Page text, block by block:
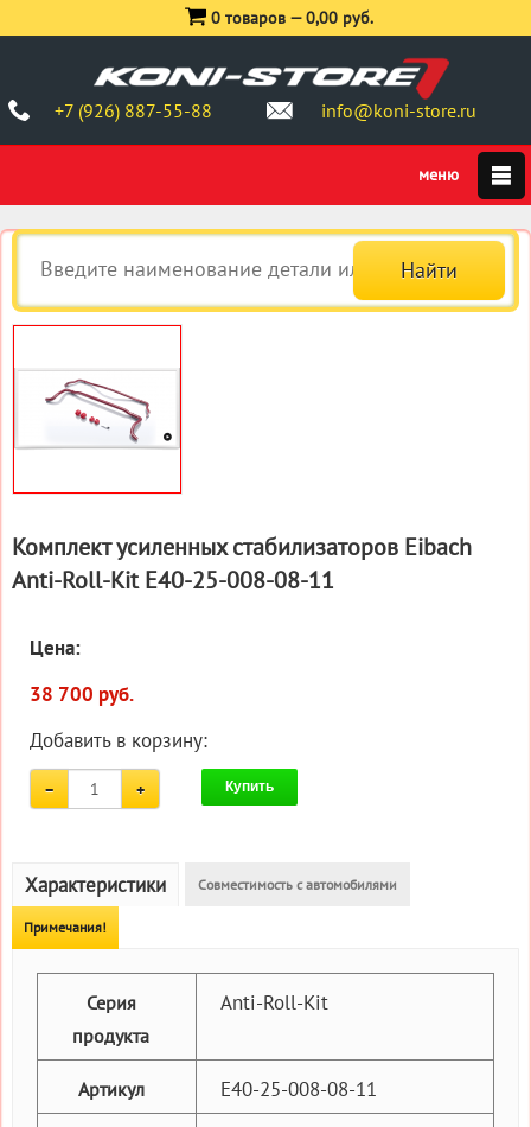
+7 (926) 887-55-88 info@koni-store.ru
0 товаров —0,00 руб.
Комплект усиленных стабилизаторов Eibach
Anti-Roll-Kit E40-25-008-08-11
Цена:
38 700 руб.
Добавить в корзину:
Купить
Характеристики Совместимость с автомобилями
Примечания!
Серия
продукта
Anti-Roll-Kit
Артикул E40-25-008-08-11